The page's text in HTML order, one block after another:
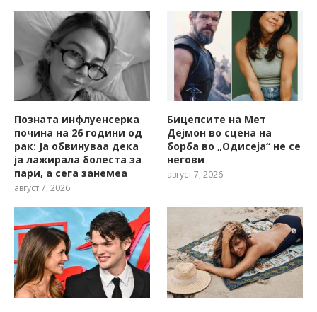
Позната инфлуенсерка
почина на 26 години од
рак: Ја обвинуваа дека
ја лажирала болеста за
пари, а сега занемеа
август 7, 2026
Бицепсите на Мет
Дејмон во сцена на
борба во „Одисеја“ не се
негови
август 7, 2026